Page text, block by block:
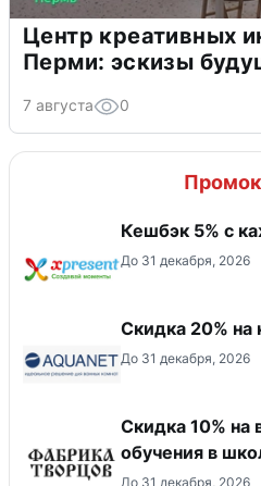
Центр креативных
Перми: эскизы
7 августа 0
Кешбэк 5% с
До 31 декабря, 2026
Скидка 20% на
До 31 декабря, 2026
Скидка 10% на
обучения в
До 31 декабря, 2026